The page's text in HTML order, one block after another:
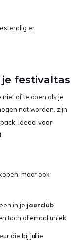
en
je festivaltas
niet af te doen als je
nat worden, zijn
Ideaal voor
maar ook
in je jaarclub
toch allemaal uniek.
die bij jullie